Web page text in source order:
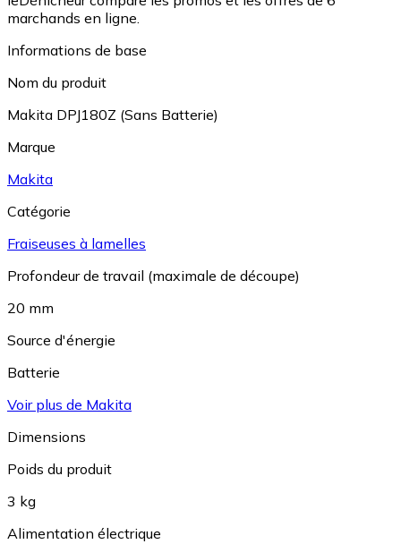
marchands en ligne.
Informations de base
Nom du produit
Makita DPJ180Z (Sans Batterie)
Marque
Makita
Catégorie
Fraiseuses à lamelles
Profondeur de travail (maximale de découpe)
20 mm
Source d'énergie
Batterie
Voir plus de Makita
Dimensions
Poids du produit
3 kg
Alimentation électrique